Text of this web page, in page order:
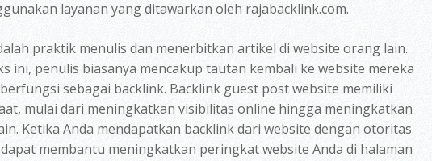
layanan yang ditawarkan oleh rajabacklink.com.
praktik menulis dan menerbitkan artikel di website orang lain.
ini, penulis biasanya mencakup tautan kembali ke website mereka
sebagai backlink. Backlink guest post website memiliki
mulai dari meningkatkan visibilitas online hingga meningkatkan
Ketika Anda mendapatkan backlink dari website dengan otoritas
membantu meningkatkan peringkat website Anda di halaman